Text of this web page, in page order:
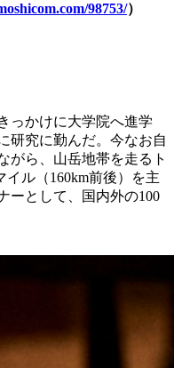
98753/）
っかけに大学院へ進学
研究に勤んだ。今なお自
がら、山岳地帯を走るト
ル（160km前後）を主
ーとして、国内外の100